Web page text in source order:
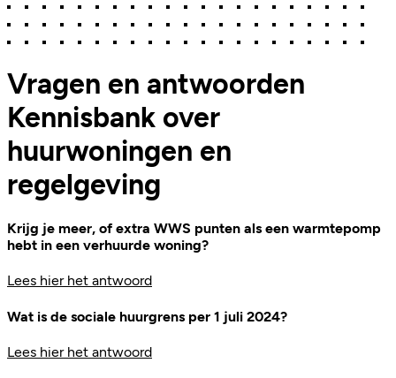
Vragen en antwoorden
Kennisbank over
huurwoningen en
regelgeving
Krijg je meer, of extra WWS punten als een warmtepomp
hebt in een verhuurde woning?
Lees hier het antwoord
Wat is de sociale huurgrens per 1 juli 2024?
Lees hier het antwoord